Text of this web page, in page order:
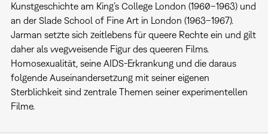
Kunstgeschichte am King’s College London (1960–1963) und
an der Slade School of Fine Art in London (1963–1967).
Jarman setzte sich zeitlebens für queere Rechte ein und gilt
daher als wegweisende Figur des queeren Films.
Homosexualität, seine AIDS-Erkrankung und die daraus
folgende Auseinandersetzung mit seiner eigenen
Sterblichkeit sind zentrale Themen seiner experimentellen
Filme.